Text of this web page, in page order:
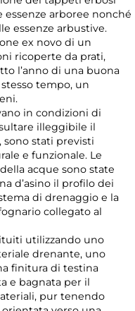
arboree nonché
essenze arbustive.
ex novo di un
ricoperte da prati,
l’anno di una buona
tempo, un
in condizioni di
illeggibile il
stati previsti
e funzionale. Le
acque sono state
d’asino il profilo dei
di drenaggio e la
collegato al
utilizzando uno
drenante, uno
finitura di testina
e bagnata per il
pur tenendo